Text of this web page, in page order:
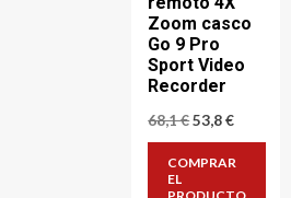
Zoom casco
Go 9 Pro
Sport Video
Recorder
68,1€El
precio
original
68,1 €.
53,8€El
precio
actual
53,8 €.
COMPRAR
EL